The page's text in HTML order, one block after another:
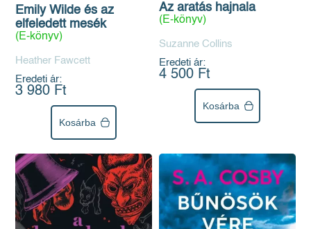
Emily Wilde és az
elfeledett mesék
(E-könyv)
Heather Fawcett
Eredeti ár:
3 980 Ft
Kosárba
Az aratás hajnala
(E-könyv)
Suzanne Collins
Eredeti ár:
4 500 Ft
Kosárba